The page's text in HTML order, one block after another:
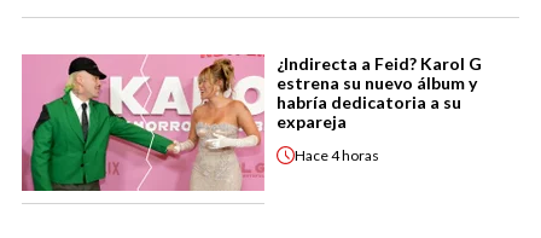
¿Indirecta a Feid? Karol G
estrena su nuevo álbum y
habría dedicatoria a su
expareja
Hace4 horas